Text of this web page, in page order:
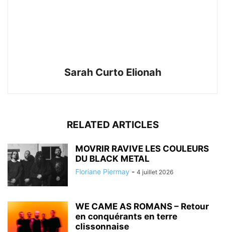
Sarah Curto Elionah
RELATED ARTICLES
MOVRIR RAVIVE LES COULEURS
DU BLACK METAL
Floriane Piermay - 4 juillet 2026
WE CAME AS ROMANS – Retour
en conquérants en terre
clissonnaise